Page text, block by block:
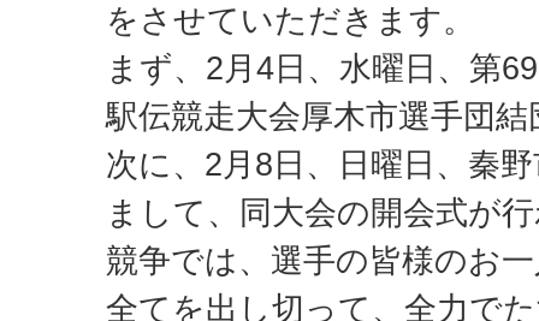
をさせていただきます。
まず、2月4日、水曜日、第
駅伝競走大会厚木市選手団
次に、2月8日、日曜日、秦
まして、同大会の開会式が
競争では、選手の皆様のお
全てを出し切って、全力で